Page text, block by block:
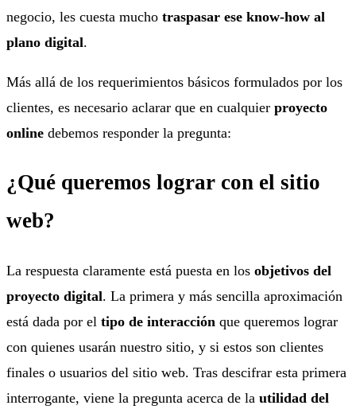
negocio, les cuesta mucho traspasar ese know-how al
plano digital.
Más allá de los requerimientos básicos formulados por los
clientes, es necesario aclarar que en cualquier proyecto
online debemos responder la pregunta:
¿Qué queremos lograr con el sitio
web?
La respuesta claramente está puesta en los objetivos del
proyecto digital. La primera y más sencilla aproximación
está dada por el tipo de interacción que queremos lograr
con quienes usarán nuestro sitio, y si estos son clientes
finales o usuarios del sitio web. Tras descifrar esta primera
interrogante, viene la pregunta acerca de la utilidad del